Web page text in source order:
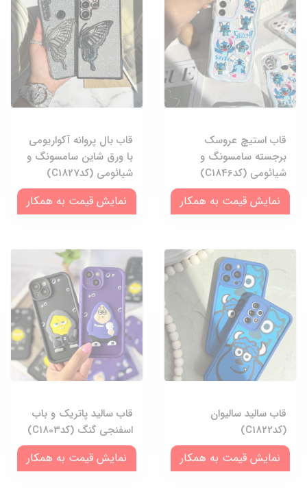
قاب استیچ عروسک
برجسته سامسونگ و
شیائومی (کدC1846)
نمایش قیمت به همکار
قاب بال پروانه آکواریومی
با ورق شاین سامسونگ و
شیائومی (کدC1827)
نمایش قیمت به همکار
قاب سالید سالیوان
(کدC1822)
نمایش قیمت به همکار
قاب سالید پاتریک و باب
اسفنجی گنگ (کدC1803)
نمایش قیمت به همکار